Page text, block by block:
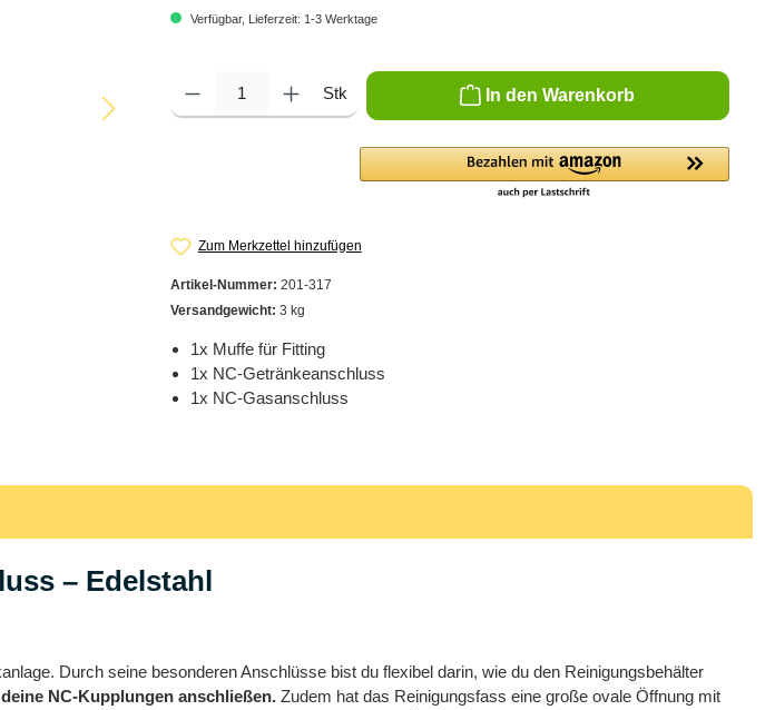
Verfügbar, Lieferzeit: 1-3 Werktage
Produkt Anzahl: Gib den gewünschten Wert ein oder benutze die Schaltflächen um die Anzahl zu
Stk In den Warenkorb
Zum Merkzettel hinzufügen
Artikel-Nummer: 201-317
Versandgewicht: 3 kg
1x Muffe für Fitting
1x NC-Getränkeanschluss
1x NC-Gasanschluss
– Edelstahl
Durch seine besonderen Anschlüsse bist du flexibel darin, wie du den Reinigungsbehälter
NC-Kupplungen anschließen. Zudem hat das Reinigungsfass eine große ovale Öffnung mit